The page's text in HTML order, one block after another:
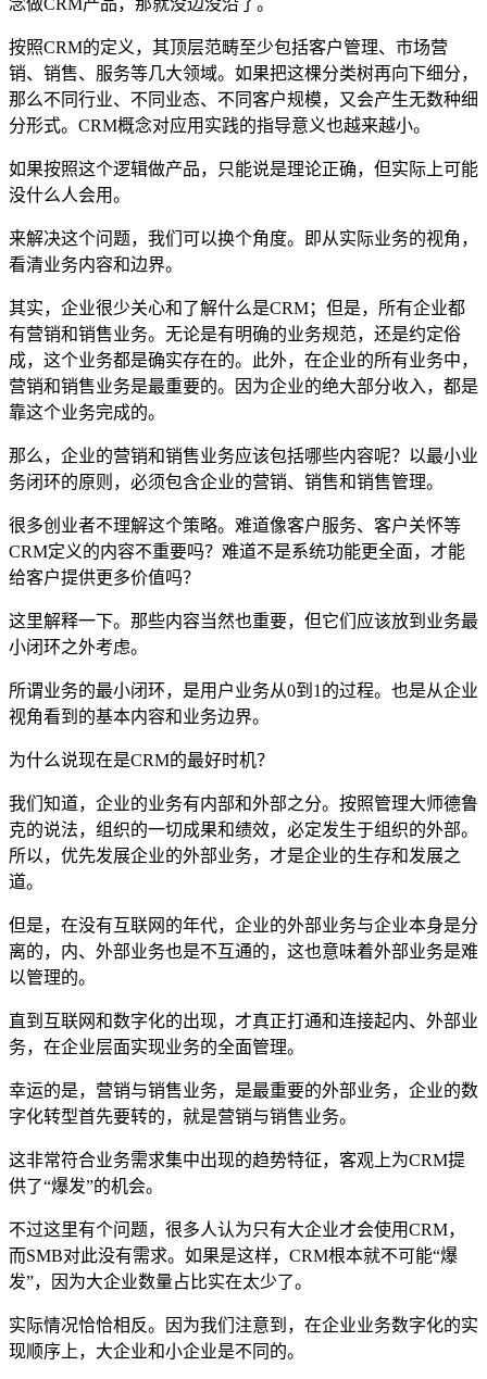
念做CRM产品，那就没边没沿了。
按照CRM的定义，其顶层范畴至少包括客户管理、市场营
销、销售、服务等几大领域。如果把这棵分类树再向下细分，
那么不同行业、不同业态、不同客户规模，又会产生无数种细
分形式。CRM概念对应用实践的指导意义也越来越小。
如果按照这个逻辑做产品，只能说是理论正确，但实际上可能
没什么人会用。
来解决这个问题，我们可以换个角度。即从实际业务的视角，
看清业务内容和边界。
其实，企业很少关心和了解什么是CRM；但是，所有企业都
有营销和销售业务。无论是有明确的业务规范，还是约定俗
成，这个业务都是确实存在的。此外，在企业的所有业务中，
营销和销售业务是最重要的。因为企业的绝大部分收入，都是
靠这个业务完成的。
那么，企业的营销和销售业务应该包括哪些内容呢？以最小业
务闭环的原则，必须包含企业的营销、销售和销售管理。
很多创业者不理解这个策略。难道像客户服务、客户关怀等
CRM定义的内容不重要吗？难道不是系统功能更全面，才能
给客户提供更多价值吗？
这里解释一下。那些内容当然也重要，但它们应该放到业务最
小闭环之外考虑。
所谓业务的最小闭环，是用户业务从0到1的过程。也是从企业
视角看到的基本内容和业务边界。
为什么说现在是CRM的最好时机？
我们知道，企业的业务有内部和外部之分。按照管理大师德鲁
克的说法，组织的一切成果和绩效，必定发生于组织的外部。
所以，优先发展企业的外部业务，才是企业的生存和发展之
道。
但是，在没有互联网的年代，企业的外部业务与企业本身是分
离的，内、外部业务也是不互通的，这也意味着外部业务是难
以管理的。
直到互联网和数字化的出现，才真正打通和连接起内、外部业
务，在企业层面实现业务的全面管理。
幸运的是，营销与销售业务，是最重要的外部业务，企业的数
字化转型首先要转的，就是营销与销售业务。
这非常符合业务需求集中出现的趋势特征，客观上为CRM提
供了“爆发”的机会。
不过这里有个问题，很多人认为只有大企业才会使用CRM，
而SMB对此没有需求。如果是这样，CRM根本就不可能“爆
发”，因为大企业数量占比实在太少了。
实际情况恰恰相反。因为我们注意到，在企业业务数字化的实
现顺序上，大企业和小企业是不同的。